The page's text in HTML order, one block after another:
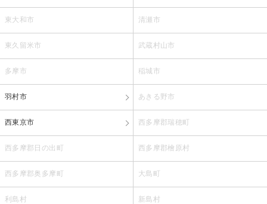
東大和市 清瀬市
東久留米市 武蔵村山市
多摩市 稲城市
羽村市 あきる野市
西東京市 西多摩郡瑞穂町
西多摩郡日の出町 西多摩郡檜原村
西多摩郡奥多摩町 大島町
利島村 新島村